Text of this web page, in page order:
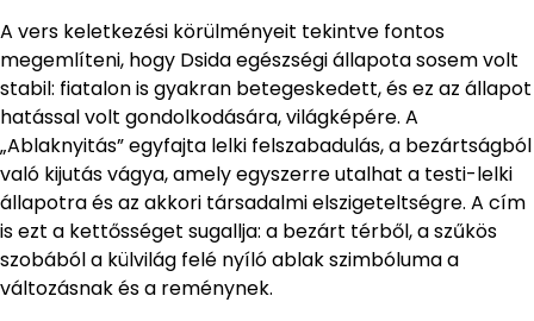
A vers keletkezési körülményeit tekintve fontos
megemlíteni, hogy Dsida egészségi állapota sosem volt
stabil: fiatalon is gyakran betegeskedett, és ez az állapot
hatással volt gondolkodására, világképére. A
„Ablaknyitás” egyfajta lelki felszabadulás, a bezártságból
való kijutás vágya, amely egyszerre utalhat a testi-lelki
állapotra és az akkori társadalmi elszigeteltségre. A cím
is ezt a kettősséget sugallja: a bezárt térből, a szűkös
szobából a külvilág felé nyíló ablak szimbóluma a
változásnak és a reménynek.